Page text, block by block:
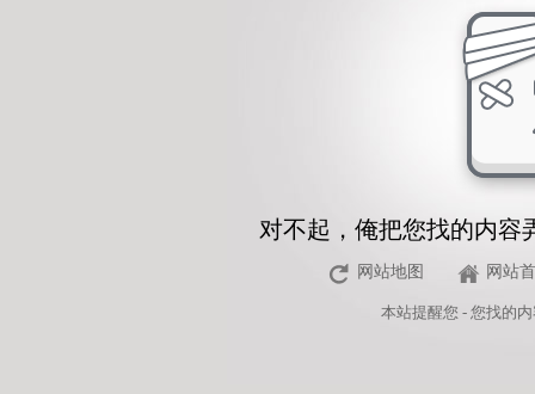
对不起，俺把您找的内容
网站地图 网站
本站提醒您 - 您找的